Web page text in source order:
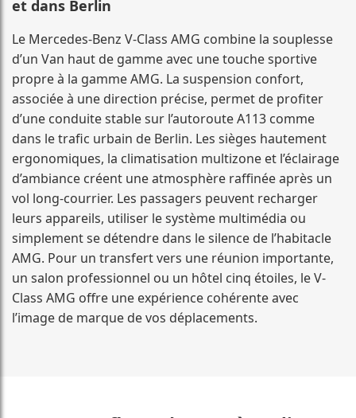
et dans Berlin
Le Mercedes-Benz V-Class AMG combine la souplesse
d’un Van haut de gamme avec une touche sportive
propre à la gamme AMG. La suspension confort,
associée à une direction précise, permet de profiter
d’une conduite stable sur l’autoroute A113 comme
dans le trafic urbain de Berlin. Les sièges hautement
ergonomiques, la climatisation multizone et l’éclairage
d’ambiance créent une atmosphère raffinée après un
vol long-courrier. Les passagers peuvent recharger
leurs appareils, utiliser le système multimédia ou
simplement se détendre dans le silence de l’habitacle
AMG. Pour un transfert vers une réunion importante,
un salon professionnel ou un hôtel cinq étoiles, le V-
Class AMG offre une expérience cohérente avec
l’image de marque de vos déplacements.